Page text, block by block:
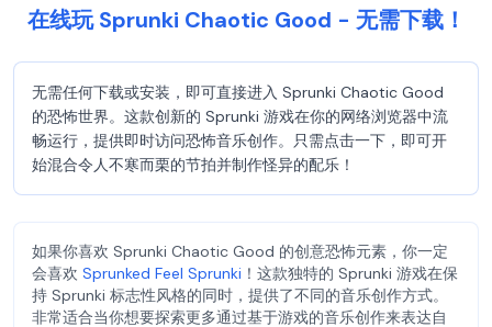
在线玩 Sprunki Chaotic Good - 无需下载！
无需任何下载或安装，即可直接进入 Sprunki Chaotic Good
的恐怖世界。这款创新的 Sprunki 游戏在你的网络浏览器中流
畅运行，提供即时访问恐怖音乐创作。只需点击一下，即可开
始混合令人不寒而栗的节拍并制作怪异的配乐！
如果你喜欢 Sprunki Chaotic Good 的创意恐怖元素，你一定
会喜欢 Sprunked Feel Sprunki ！这款独特的 Sprunki 游戏在保
持 Sprunki 标志性风格的同时，提供了不同的音乐创作方式。
非常适合当你想要探索更多通过基于游戏的音乐创作来表达自